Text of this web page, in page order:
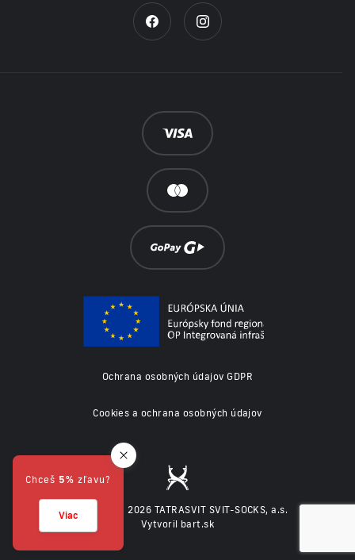
Chceš 5% zľavu?
Viac
Ochrana osobných údajov GDPR
Cookies a ochrana osobných údajov
© Copyright 2026 TATRASVIT SVIT-SOCKS, a.s.
Vytvoril bart.sk